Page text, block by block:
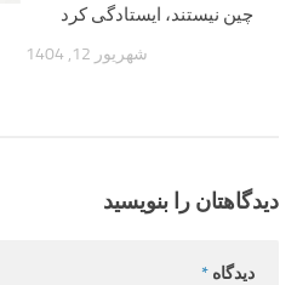
چین نیستند، ایستادگی کرد
شهریور 12, 1404
دیدگاهتان را بنویسید
دیدگاه *